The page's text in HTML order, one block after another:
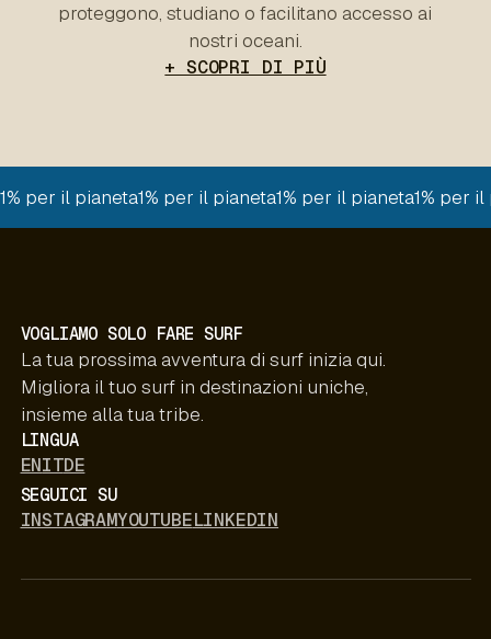
proteggono, studiano o facilitano accesso ai
nostri oceani.
+ SCOPRI DI PIÙ
1% per il pianeta1% per il pianeta1% per il pianeta1% per
VOGLIAMO SOLO FARE SURF
La tua prossima avventura di surf inizia qui.
Migliora il tuo surf in destinazioni uniche,
insieme alla tua tribe.
LINGUA
ENITDE
SEGUICI SU
INSTAGRAMYOUTUBELINKEDIN